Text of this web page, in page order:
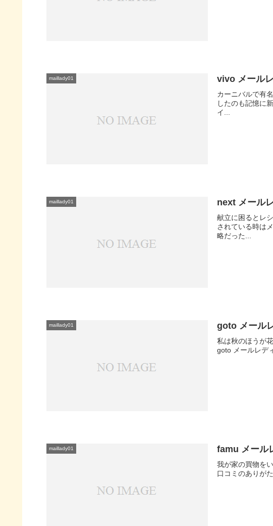
maillady01 vivo メール
カーニバルで有
したのも記憶に
イ...
maillady01 next メール
献立に困るとレ
されている時は
略だった...
maillady01 goto メール
私は秋のほうが
goto メールレデ
maillady01 famu メール
我が家の買物を
口コミのありが